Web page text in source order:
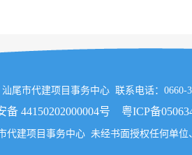
尾市代建项目事务中心 联系电话：0660-
备 44150202000004号 粤ICP备
代建项目事务中心 未经书面授权任何单